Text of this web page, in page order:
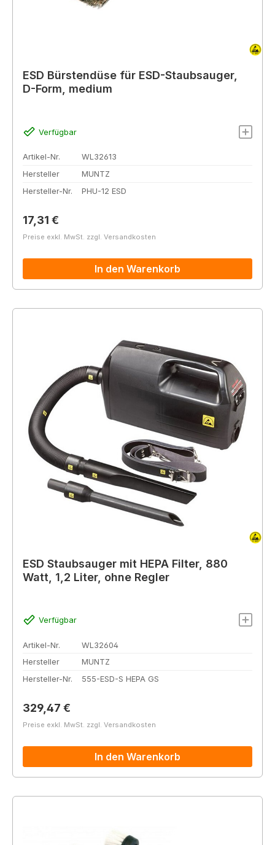
ESD Bürstendüse für ESD-Staubsauger,
D-Form, medium
Verfügbar
Artikel-Nr.
WL32613
Hersteller
MUNTZ
Hersteller-Nr.
PHU-12 ESD
Regulärer Preis:
17,31 €
Preise exkl. MwSt. zzgl. Versandkosten
In den Warenkorb
ESD Staubsauger mit HEPA Filter, 880
Watt, 1,2 Liter, ohne Regler
Verfügbar
Artikel-Nr.
WL32604
Hersteller
MUNTZ
Hersteller-Nr.
555-ESD-S HEPA GS
Regulärer Preis:
329,47 €
Preise exkl. MwSt. zzgl. Versandkosten
In den Warenkorb